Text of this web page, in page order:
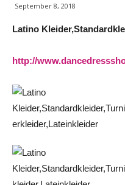
September 8, 2018
Latino
http://